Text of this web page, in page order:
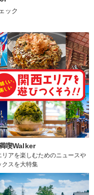
ック
喫Walker
リアを楽しむためのニュースや
クスを大特集